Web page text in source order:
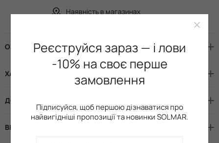
Наявність в магазинах
ОПИС
ХАРАКТЕРИСТИКИ
ДОСТАВКА І ОПЛАТА
ВІДГУКИ
Реєструйся зараз — і лови
-10% на своє перше
замовлення
Підписуйся, щоб першою дізнаватися про
найвигідніші пропозиції та новинки SOLMAR.